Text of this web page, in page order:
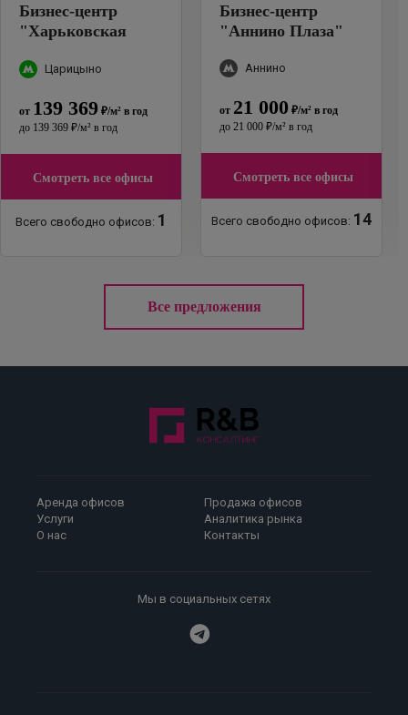
Бизнес-центр
"Харьковская
Царицыно
от 139 369 ₽/м² в год
до 139 369 ₽/м² в год
Смотреть все офисы
Всего свободно офисов: 1
Бизнес-центр
"Аннино Плаза"
Аннино
от 21 000 ₽/м² в год
до 21 000 ₽/м² в год
Смотреть все офисы
Всего свободно офисов: 14
Все предложения
Аренда офисов
Продажа офисов
Услуги
Аналитика рынка
О нас
Контакты
Мы в социальных сетях